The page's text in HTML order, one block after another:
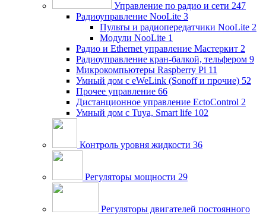
Управление по радио и сети 247
Радиоуправление NooLite 3
Пульты и радиопередатчики NooLite 2
Модули NooLite 1
Радио и Ethernet управление Мастеркит 2
Радиоуправление кран-балкой, тельфером 9
Микрокомпьютеры Raspberry Pi 11
Умный дом c eWeLink (Sonoff и прочие) 52
Прочее управление 66
Дистанционное управление EctoControl 2
Умный дом с Tuya, Smart life 102
Контроль уровня жидкости 36
Регуляторы мощности 29
Регуляторы двигателей постоянного